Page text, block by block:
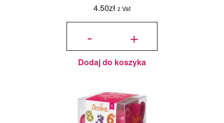
4.50zł z Vat
-
ilość
7,5 cm +
Dodaj do koszyka